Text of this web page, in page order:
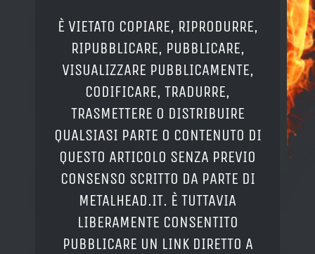
È VIETATO COPIARE, RIPRODURRE,
RIPUBBLICARE, PUBBLICARE,
VISUALIZZARE PUBBLICAMENTE,
CODIFICARE, TRADURRE,
TRASMETTERE O DISTRIBUIRE
QUALSIASI PARTE O CONTENUTO DI
QUESTO ARTICOLO SENZA PREVIO
CONSENSO SCRITTO DA PARTE DI
METALHEAD.IT. È TUTTAVIA
LIBERAMENTE CONSENTITO
PUBBLICARE UN LINK DIRETTO A